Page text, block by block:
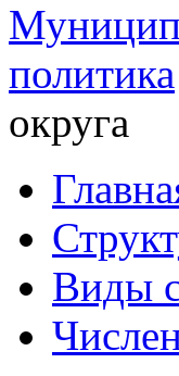
политика
округа
Виды